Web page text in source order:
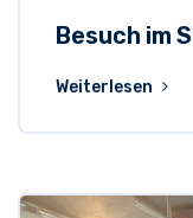
Besuch im
Weiterlesen